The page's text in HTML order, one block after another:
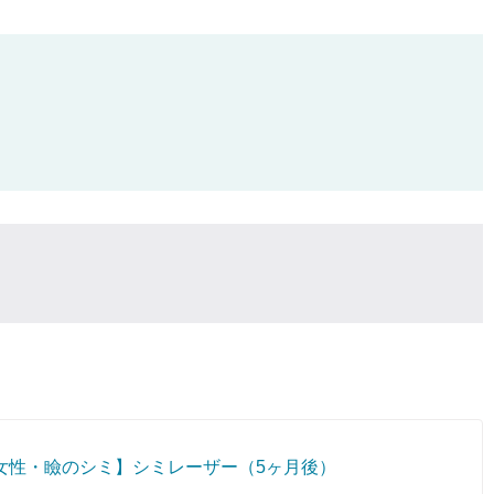
性・瞼のシミ】シミレーザー（5ヶ月後）